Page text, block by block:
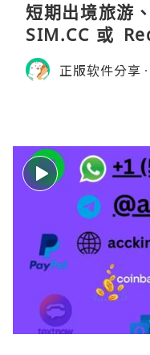
短期出境旅游
SIM.CC 或
货。需要“当
打车、外卖、
正版软件分享